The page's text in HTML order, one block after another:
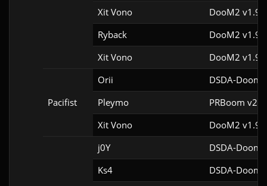
Xit Vono
DooM2 v1.9f
Ryback
DooM2 v1.9f
Xit Vono
DooM2 v1.9f
Pacifist
Orii
DSDA-Doom
Pleymo
PRBoom
Xit Vono
DooM2 v1.9f
j0Y
DSDA-Doom
Ks4
DSDA-Doom